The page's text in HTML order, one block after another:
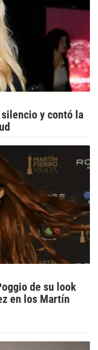
y contó la
de su look
en los Martín